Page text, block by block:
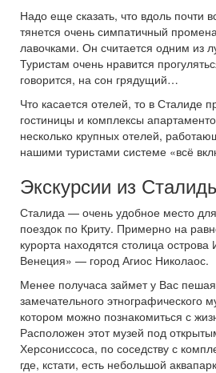
Надо еще сказать, что вдоль почти
тянется очень симпатичный
лавочками. Он считается одним из
Туристам очень нравится
говорится, на сон грядущий…
Что касается отелей, то в Сталиде
гостиницы и комплексы
несколько крупных отелей,
нашими туристами системе «всё
Экскурсии из
Сталида — очень удобное место
поездок по Криту. Примерно на
курорта находятся столица острова
Венеция» — город Агиос Николаос.
Менее получаса займет у Вас
замечательного этнографического
котором можно познакомиться с
Расположен этот музей под
Херсониссоса, по соседству с
где, кстати, есть небольшой